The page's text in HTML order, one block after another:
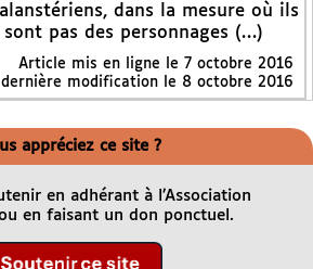
dans la mesure où ils
sont pas des personnages (…)
Article mis en ligne le 7 octobre 2016
dernière modification le 8 octobre 2016
appréciez ce site ?
en adhérant à l’Association
en faisant un don ponctuel.